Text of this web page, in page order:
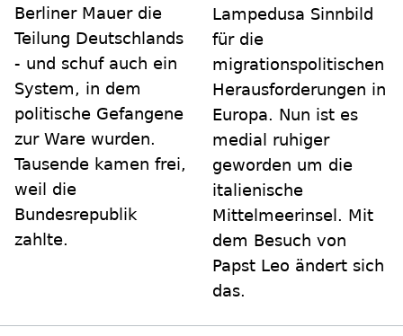
Berliner Mauer die
Teilung Deutschlands
- und schuf auch ein
System, in dem
politische Gefangene
zur Ware wurden.
Tausende kamen frei,
weil die
Bundesrepublik
zahlte.
Lampedusa Sinnbild
für die
migrationspolitischen
Herausforderungen in
Europa. Nun ist es
medial ruhiger
geworden um die
italienische
Mittelmeerinsel. Mit
dem Besuch von
Papst Leo ändert sich
das.